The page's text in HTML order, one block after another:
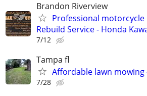
Brandon Riverview
Professional motorcycle
Rebuild Service - Honda
7/12
Tampa fl
Affordable lawn
7/28